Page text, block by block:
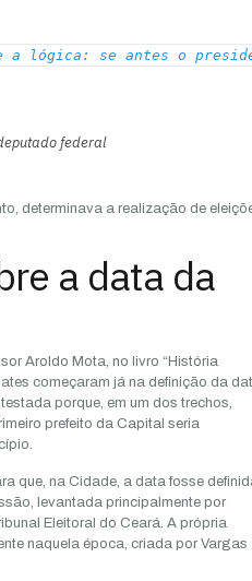
lógica: se antes o
federal
determinava a realização de
a data da
Aroldo Mota, no livro “História
começaram já na definição da
porque, em um dos trechos,
prefeito da Capital seria
que, na Cidade, a data fosse
levantada principalmente por
Eleitoral do Ceará. A própria
naquela época, criada por Vargas